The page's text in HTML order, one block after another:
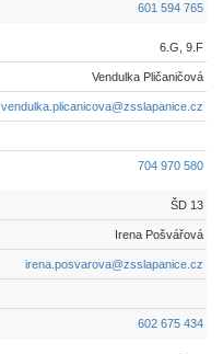
601 594 765
6.G, 9.F
Vendulka Pličaničová
vendulka.plicanicova@zsslapanice.cz
704 970 580
ŠD 13
Irena Pošvářová
irena.posvarova@zsslapanice.cz
602 675 434